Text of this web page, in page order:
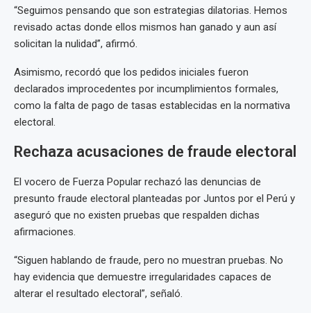
“Seguimos pensando que son estrategias dilatorias. Hemos
revisado actas donde ellos mismos han ganado y aun así
solicitan la nulidad”, afirmó.
Asimismo, recordó que los pedidos iniciales fueron
declarados improcedentes por incumplimientos formales,
como la falta de pago de tasas establecidas en la normativa
electoral.
Rechaza acusaciones de fraude electoral
El vocero de Fuerza Popular rechazó las denuncias de
presunto fraude electoral planteadas por Juntos por el Perú y
aseguró que no existen pruebas que respalden dichas
afirmaciones.
“Siguen hablando de fraude, pero no muestran pruebas. No
hay evidencia que demuestre irregularidades capaces de
alterar el resultado electoral”, señaló.